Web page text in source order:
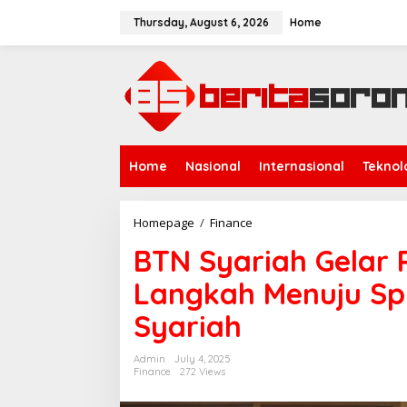
Thursday, August 6, 2026 Home
Home Nasional Internasional
Homepage / Finance
N
S
y
a
e
BTN Syariah Gelar
Langkah Menuju
Syariah
Admin
July 4, 2025
Finance
272 Views